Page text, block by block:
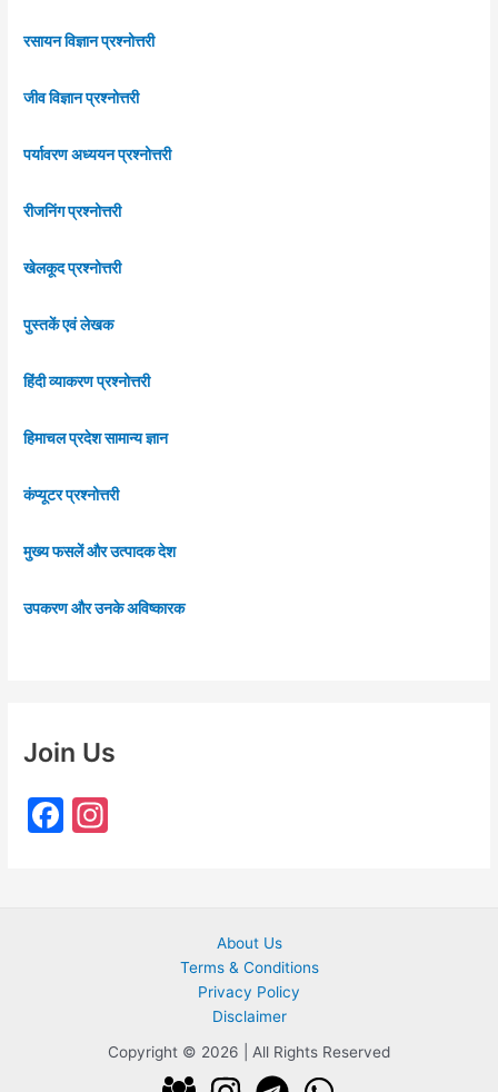
रसायन विज्ञान प्रश्नोत्तरी
जीव विज्ञान प्रश्नोत्तरी
पर्यावरण अध्ययन प्रश्नोत्तरी
रीजनिंग प्रश्नोत्तरी
खेलकूद प्रश्नोत्तरी
पुस्तकें एवं लेखक
हिंदी व्याकरण प्रश्नोत्तरी
हिमाचल प्रदेश सामान्य ज्ञान
कंप्यूटर प्रश्नोत्तरी
मुख्य फसलें और उत्पादक देश
उपकरण और उनके अविष्कारक
Join Us
F
About Us
Terms & Conditions
Privacy Policy
Disclaimer
Copyright © 2026 | All Rights Reserved